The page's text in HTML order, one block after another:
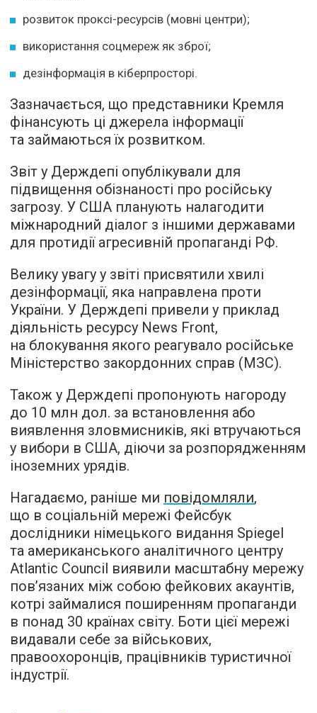
розвиток проксі-ресурсів (мовні центри);
використання соцмереж як зброї;
дезінформація в кіберпросторі.
Зазначається, що представники Кремля
фінансують ці джерела інформації
та займаються їх розвитком.
Звіт у Держдепі опублікували для
підвищення обізнаності про російську
загрозу. У США планують налагодити
міжнародний діалог з іншими державами
для протидії агресивній пропаганді РФ.
Велику увагу у звіті присвятили хвилі
дезінформації, яка направлена проти
України. У Держдепі привели у приклад
діяльність ресурсу News Front,
на блокування якого реагувало російське
Міністерство закордонних справ (МЗС).
Також у Держдепі пропонують нагороду
до 10 млн дол. за встановлення або
виявлення зловмисників, які втручаються
у вибори в США, діючи за розпорядженням
іноземних урядів.
Нагадаємо, раніше ми повідомляли,
що в соціальній мережі Фейсбук
дослідники німецького видання Spiegel
та американського аналітичного центру
Atlantic Council виявили масштабну мережу
пов’язаних між собою фейкових акаунтів,
котрі займалися поширенням пропаганди
в понад 30 країнах світу. Боти цієї мережі
видавали себе за військових,
правоохоронців, працівників туристичної
індустрії.